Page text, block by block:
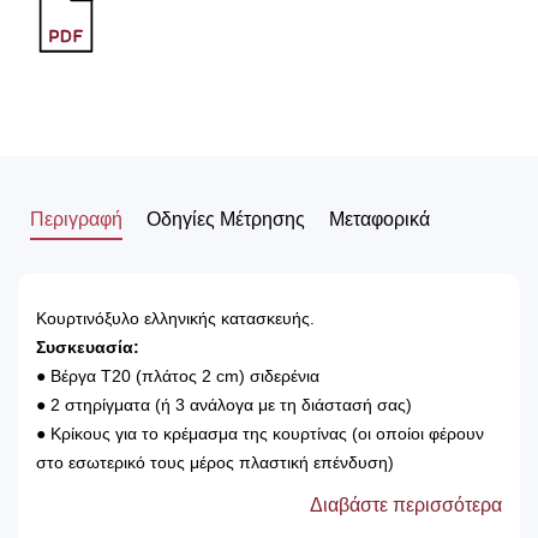
Περιγραφή Οδηγίες Μέτρησης Μεταφορικά
Κουρτινόξυλο ελληνικής κατασκευής.
Συσκευασία:
● Βέργα Τ20 (πλάτος 2 cm) σιδερένια
● 2 στηρίγματα (ή 3 ανάλογα με τη διάστασή σας)
● Κρίκους για το κρέμασμα της κουρτίνας (οι οποίοι φέρουν
στο εσωτερικό τους μέρος πλαστική επένδυση)
● Βίδες και ούπα για την τοποθέτηση του
Διαβάστε περισσότερα